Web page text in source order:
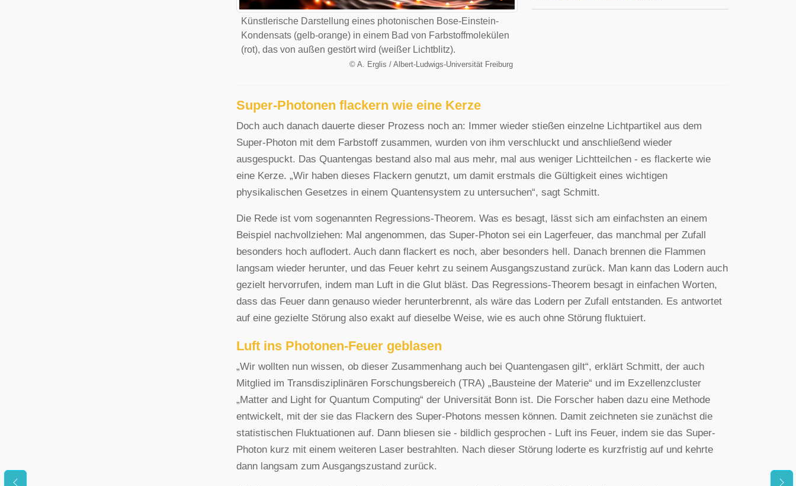
Künstlerische Darstellung eines photonischen Bose-Einstein-
Kondensats (gelb-orange) in einem Bad von Farbstoffmolekülen
(rot), das von außen gestört wird (weißer Lichtblitz).
©A. Erglis / Albert-Ludwigs-Universität Freiburg
Super-Photonen flackern wie eine Kerze
Doch auch danach dauerte dieser Prozess noch an: Immer wieder stießen einzelne Lichtpartikel aus dem
Super-Photon mit dem Farbstoff zusammen, wurden von ihm verschluckt und anschließend wieder
ausgespuckt. Das Quantengas bestand also mal aus mehr, mal aus weniger Lichtteilchen - es flackerte wie
eine Kerze. „Wir haben dieses Flackern genutzt, um damit erstmals die Gültigkeit eines wichtigen
physikalischen Gesetzes in einem Quantensystem zu untersuchen“, sagt Schmitt.
Die Rede ist vom sogenannten Regressions-Theorem. Was es besagt, lässt sich am einfachsten an einem
Beispiel nachvollziehen: Mal angenommen, das Super-Photon sei ein Lagerfeuer, das manchmal per Zufall
besonders hoch auflodert. Auch dann flackert es noch, aber besonders hell. Danach brennen die Flammen
langsam wieder herunter, und das Feuer kehrt zu seinem Ausgangszustand zurück. Man kann das Lodern auch
gezielt hervorrufen, indem man Luft in die Glut bläst. Das Regressions-Theorem besagt in einfachen Worten,
dass das Feuer dann genauso wieder herunterbrennt, als wäre das Lodern per Zufall entstanden. Es antwortet
auf eine gezielte Störung also exakt auf dieselbe Weise, wie es auch ohne Störung fluktuiert.
Luft ins Photonen-Feuer geblasen
„Wir wollten nun wissen, ob dieser Zusammenhang auch bei Quantengasen gilt“, erklärt Schmitt, der auch
Mitglied im Transdisziplinären Forschungsbereich (TRA) „Bausteine der Materie“ und im Exzellenzcluster
„Matter and Light for Quantum Computing“ der Universität Bonn ist. Die Forscher haben dazu eine Methode
entwickelt, mit der sie das Flackern des Super-Photons messen können. Damit zeichneten sie zunächst die
statistischen Fluktuationen auf. Dann bliesen sie - bildlich gesprochen - Luft ins Feuer, indem sie das Super-
Photon kurz mit einem weiteren Laser bestrahlten. Nach dieser Störung loderte es kurzfristig auf und kehrte
dann langsam zum Ausgangszustand zurück.